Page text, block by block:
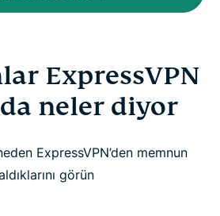
ExpressVPN
neler diyor
ExpressVPN’den memnun
görün